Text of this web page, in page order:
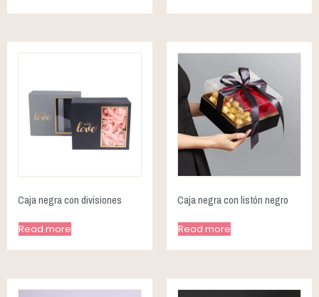
Caja negra con divisiones
Read more
Caja negra con listón negro
Read more